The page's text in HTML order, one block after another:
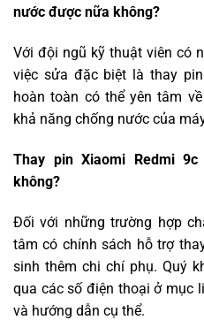
nước được nữa không?
Với đội ngũ kỹ thuật viên có
việc sửa đặc biệt là thay
hoàn toàn có thể yên tâm
khả năng chống nước của
Thay pin Xiaomi Redmi
không?
Đối với những trường hợp
tâm có chính sách hỗ trợ
sinh thêm chi chí phụ. Quý
qua các số điện thoại ở mục
và hướng dẫn cụ thể.